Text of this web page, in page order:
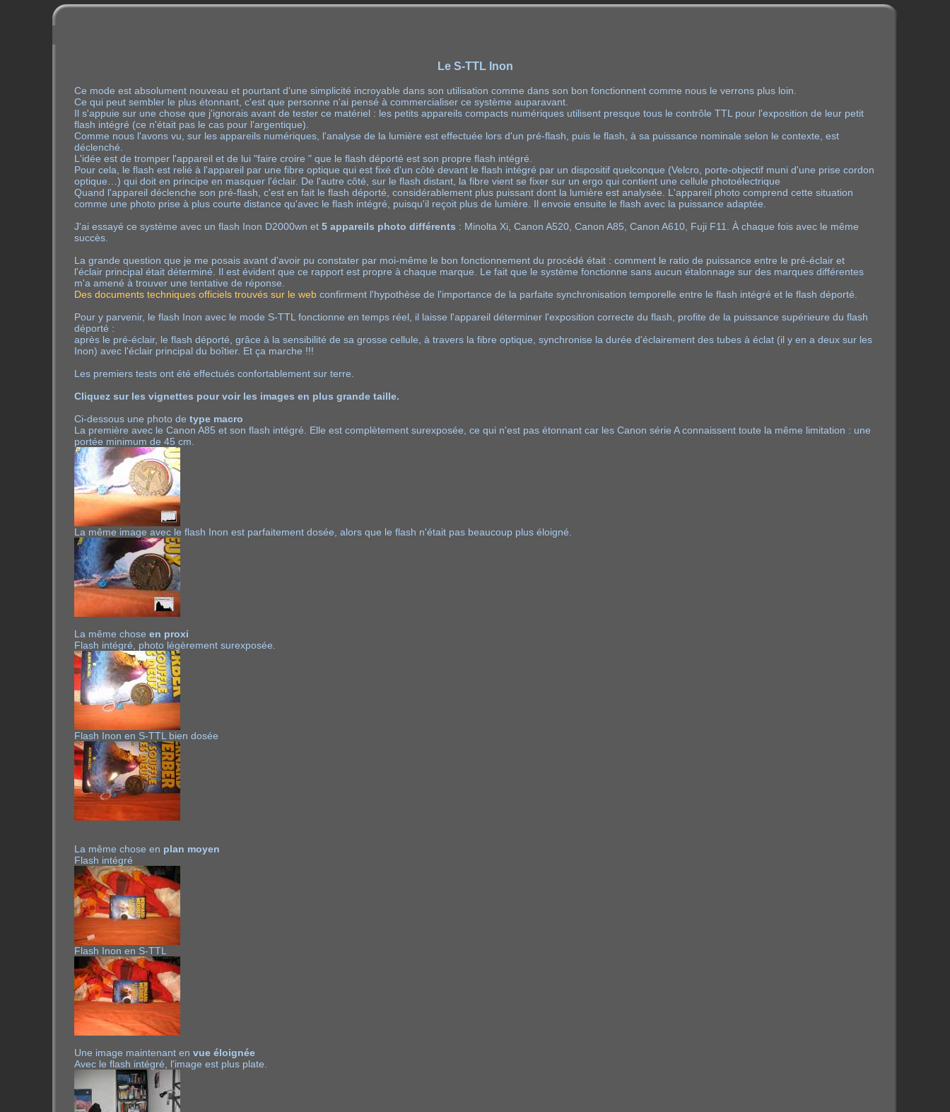
Le S-TTL Inon
Ce mode est absolument nouveau et pourtant d'une simplicité incroyable dans son utilisation comme dans son bon fonctionnent comme nous le verrons plus loin.
Ce qui peut sembler le plus étonnant, c'est que personne n'ai pensé à commercialiser ce système auparavant.
Il s'appuie sur une chose que j'ignorais avant de tester ce matériel : les petits appareils compacts numériques utilisent presque tous le contrôle TTL pour l'exposition de leur petit
flash intégré (ce n'était pas le cas pour l'argentique).
Comme nous l'avons vu, sur les appareils numériques, l'analyse de la lumière est effectuée lors d'un pré-flash, puis le flash, à sa puissance nominale selon le contexte, est
déclenché.
L'idée est de tromper l'appareil et de lui "faire croire " que le flash déporté est son propre flash intégré.
Pour cela, le flash est relié à l'appareil par une fibre optique qui est fixé d'un côté devant le flash intégré par un dispositif quelconque (Velcro, porte-objectif muni d'une prise cordon
optique…) qui doit en principe en masquer l'éclair. De l'autre côté, sur le flash distant, la fibre vient se fixer sur un ergo qui contient une cellule photoélectrique
Quand l'appareil déclenche son pré-flash, c'est en fait le flash déporté, considérablement plus puissant dont la lumière est analysée. L'appareil photo comprend cette situation
comme une photo prise à plus courte distance qu'avec le flash intégré, puisqu'il reçoit plus de lumière. Il envoie ensuite le flash avec la puissance adaptée.
J'ai essayé ce système avec un flash Inon D2000wn et5 appareils photo différents : Minolta Xi, Canon A520, Canon A85, Canon A610, Fuji F11. À chaque fois avec le même
succès.
La grande question que je me posais avant d'avoir pu constater par moi-même le bon fonctionnement du procédé était : comment le ratio de puissance entre le pré-éclair et
l'éclair principal était déterminé. Il est évident que ce rapport est propre à chaque marque. Le fait que le système fonctionne sans aucun étalonnage sur des marques différentes
m'a amené à trouver une tentative de réponse.
Des documents techniques officiels trouvés sur le web confirment l'hypothèse de l'importance de la parfaite synchronisation temporelle entre le flash intégré et le flash déporté.
Pour y parvenir, le flash Inon avec le mode S-TTL fonctionne en temps réel, il laisse l'appareil déterminer l'exposition correcte du flash, profite de la puissance supérieure du flash
déporté :
après le pré-éclair, le flash déporté, grâce à la sensibilité de sa grosse cellule, à travers la fibre optique, synchronise la durée d'éclairement des tubes à éclat (il y en a deux sur les
Inon) avec l'éclair principal du boîtier. Et ça marche !!!
Les premiers tests ont été effectués confortablement sur terre.
Cliquez sur les vignettes pour voir les images en plus grande taille.
Ci-dessous une photo detype macro
La première avec le Canon A85 et son flash intégré. Elle est complètement surexposée, ce qui n'est pas étonnant car les Canon série A connaissent toute la même limitation : une
portée minimum de 45 cm.
La même image avec le flash Inon est parfaitement dosée, alors que le flash n'était pas beaucoup plus éloigné.
La même choseen proxi
Flash intégré, photo légèrement surexposée.
Flash Inon en S-TTL bien dosée
La même chose en plan moyen
Flash intégré
Flash Inon en S-TTL
Une image maintenant envue éloignée
Avec le flash intégré, l'image est plus plate.